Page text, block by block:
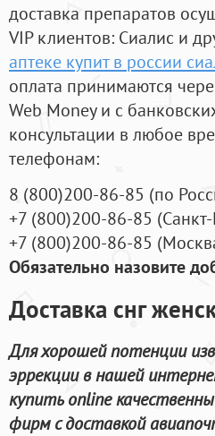
доставка препаратов
VIP клиентов: Сиалис и
аптеке купит в россии
оплата принимаются
Web Money и с
консультации в любое
телефонам:
8 (800)200-86-85 (по
+7 (800)200-86-85 (
+7 (800)200-86-85 (
Обязательно назовите
Доставка снг
Для хорошей потенции
эррекции в нашей
купить online
фирм с доставкой